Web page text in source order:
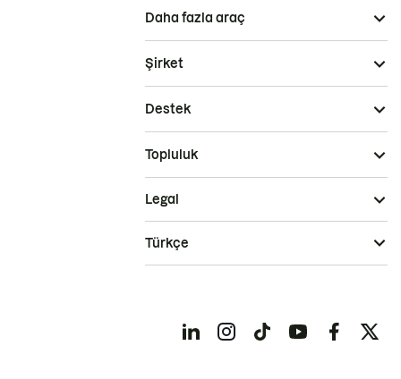
Daha fazla araç
Şirket
Destek
Topluluk
Legal
Türkçe